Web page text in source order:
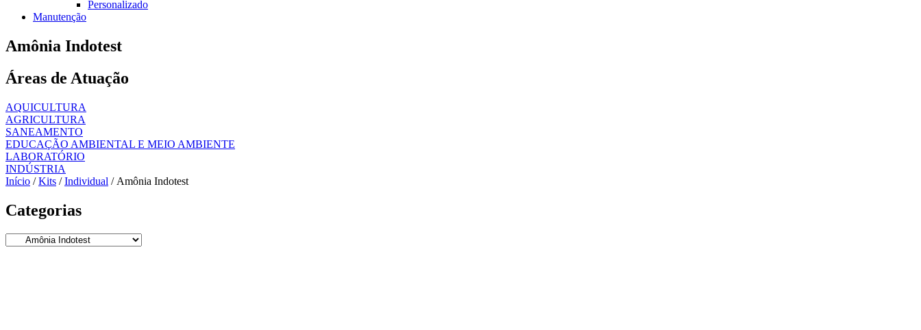
Personalizado
Manutenção
Amônia Indotest
Áreas de Atuação
AQUICULTURA
AGRICULTURA
SANEAMENTO
EDUCAÇÃO AMBIENTAL E MEIO AMBIENTE
LABORATÓRIO
INDÚSTRIA
Início /Kits /Individual / Amônia Indotest
Categorias